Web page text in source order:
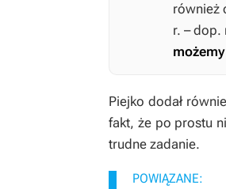
również
r. – dop.
Piejko dodał
fakt, że po prostu
trudne zadanie.
POWIĄZANE: